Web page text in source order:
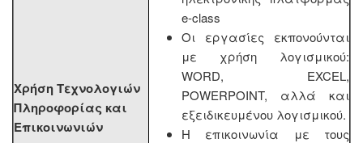
Χρήση Τεχνολογιών
Πληροφορίας και
Επικοινωνιών
e-class
Οι εργασίες εκπονούνται
με χρήση λογισμικού:
WORD, EXCEL,
POWERPOINT, αλλά και
εξειδικευμένου λογισμικού.
Η επικοινωνία με τους